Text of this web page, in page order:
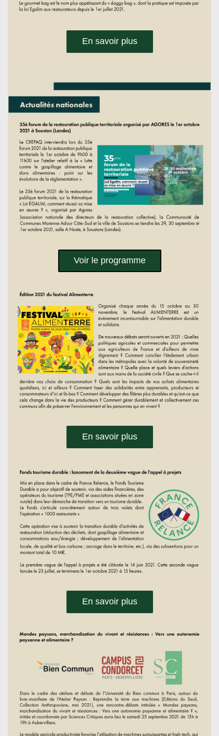
En savoir plus
Voir le programme
En savoir plus
En savoir plus